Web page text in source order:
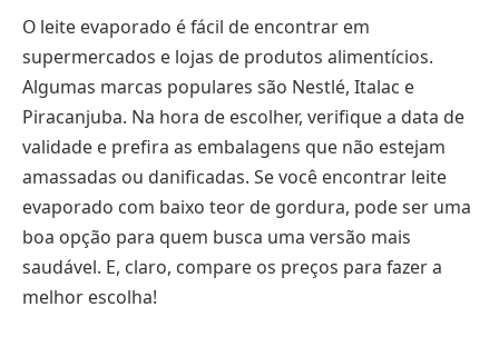
O leite evaporado é fácil de encontrar em
supermercados e lojas de produtos alimentícios.
Algumas marcas populares são Nestlé, Italac e
Piracanjuba. Na hora de escolher, verifique a data de
validade e prefira as embalagens que não estejam
amassadas ou danificadas. Se você encontrar leite
evaporado com baixo teor de gordura, pode ser uma
boa opção para quem busca uma versão mais
saudável. E, claro, compare os preços para fazer a
melhor escolha!